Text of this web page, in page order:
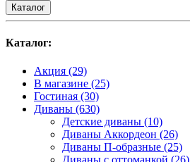
Каталог
Каталог:
Акция (29)
В магазине (25)
Гостиная (30)
Диваны (630)
Детские диваны (10)
Диваны Аккордеон (26)
Диваны П-образные (25)
Диваны с оттоманкой (26)